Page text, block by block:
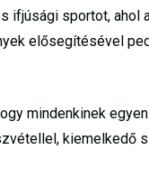
ifjúsági sportot,
elősegítésével
mindenkinek
kiemelkedő